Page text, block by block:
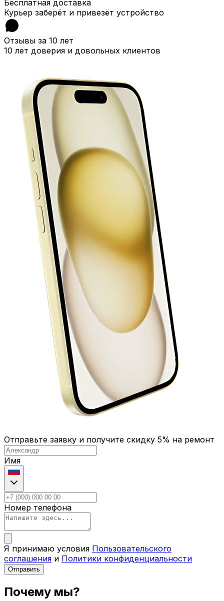
Бесплатная доставка
Курьер заберёт и привезёт устройство
Отзывы за 10 лет
10 лет доверия и довольных клиентов
Отправьте заявку и получите скидку 5% на ремонт
Имя
Номер телефона
Я принимаю условия Пользовательского
соглашения и Политики конфиденциальности
Отправить
Почему мы?